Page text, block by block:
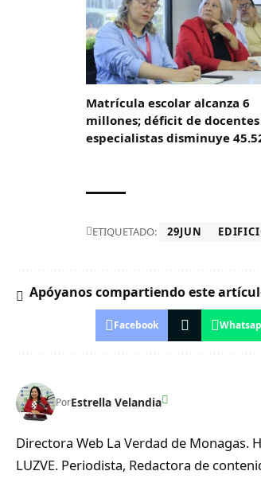
Matrícula escolar alcanza 6
millones; déficit de docentes
especialistas disminuye
ETIQUETADO: 29JUN
Apóyanos compartiendo este
Facebook
PorEstrella Velandia
Directora Web La Verdad de Monagas.
LUZVE. Periodista, Redactora de